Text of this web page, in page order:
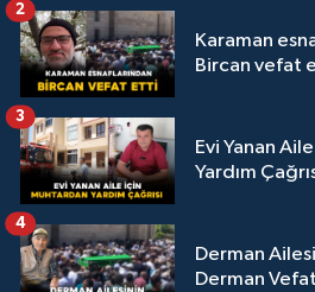
Karaman
Bircan vefat
2
Evi Yanan
Yardım
3
Derman
Derman
4